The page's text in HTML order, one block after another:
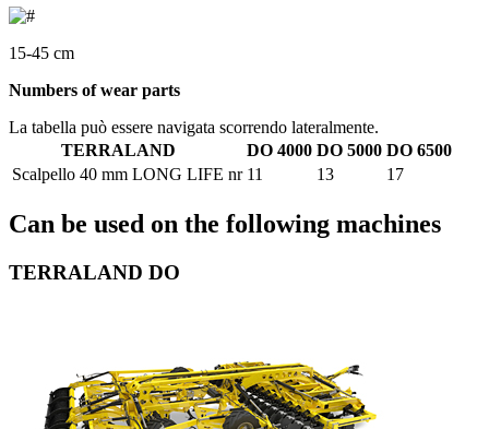
15-45 cm
Numbers of wear parts
La tabella può essere navigata scorrendo lateralmente.
TERRALAND
DO 4000 DO 5000 DO 6500
Scalpello 40 mm LONG LIFE nr 11 13 17
Can be used on the following machines
TERRALAND DO